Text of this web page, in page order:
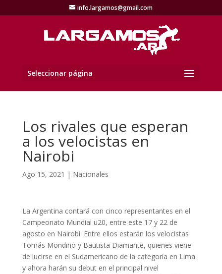
info.largamos@gmail.com
Seleccionar página
Los rivales que esperan
a los velocistas en
Nairobi
Ago 15, 2021 | Nacionales
La Argentina contará con cinco representantes en el
Campeonato Mundial u20, entre este 17 y 22 de
agosto en Nairobi. Entre ellos estarán los velocistas
Tomás Mondino y Bautista Diamante, quienes viene
de lucirse en el Sudamericano de la categoría en Lima
y ahora harán su debut en el principal nivel